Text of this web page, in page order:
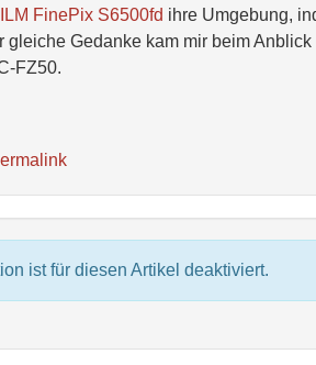
FinePix S6500fd ihre Umgebung,
gleiche Gedanke kam mir beim Anblick
FZ50.
ist für diesen Artikel deaktiviert.